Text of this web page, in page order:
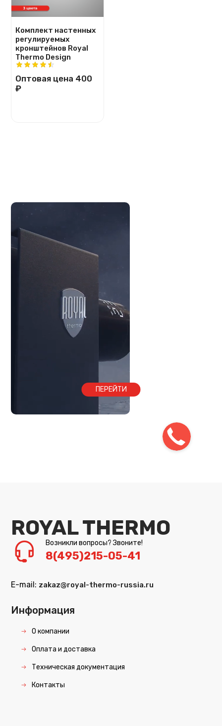
Комплект настенных
регулируемых
кронштейнов Royal
Thermo Design
Оптовая цена 400
₽
ПЕРЕЙТИ
ROYAL THERMO
Возникли вопросы? Звоните!
8(495)215-05-41
E-mail: zakaz@royal-thermo-russia.ru
Информация
О компании
Оплата и доставка
Техническая документация
Контакты